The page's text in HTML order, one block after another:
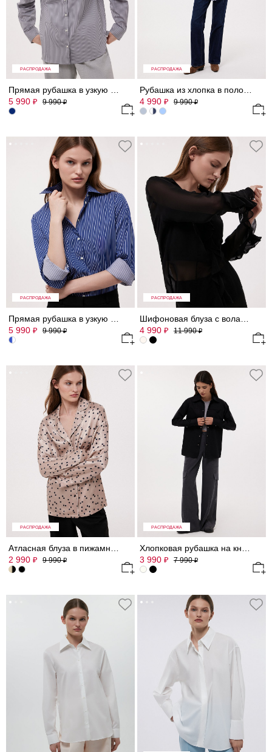
РАСПРОДАЖА
5 990 ₽ 9 990₽
РАСПРОДАЖА
4 990 ₽ 9 990₽
РАСПРОДАЖА
5 990 ₽ 9 990₽
РАСПРОДАЖА
4 990 ₽ 11 990₽
РАСПРОДАЖА
2 990 ₽ 9 990₽
РАСПРОДАЖА
3 990 ₽ 7 990₽